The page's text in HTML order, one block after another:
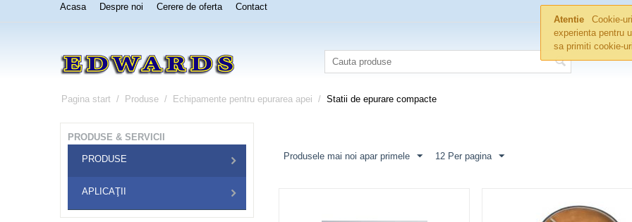
Atentie
Cookie-
experienta pentru
sa primiti cookie-
Acasa Despre noi Cerere de oferta Contact
Pagina start / Produse / Echipamente pentru epurarea apei / Statii de epurare compacte
PRODUSE & SERVICII
PRODUSE
APLICAŢII
Produsele mai noi apar primele 12 Per pagina